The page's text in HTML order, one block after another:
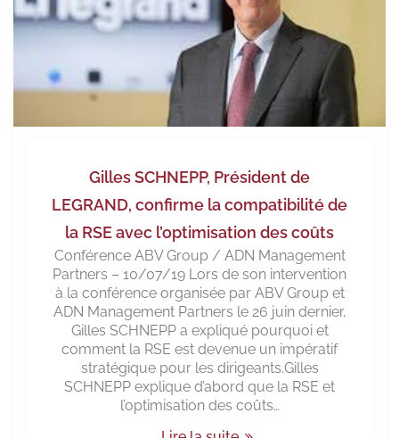
Gilles SCHNEPP, Président de
LEGRAND, confirme la compatibilité de
la RSE avec l’optimisation des coûts
Conférence ABV Group / ADN Management
Partners – 10/07/19 Lors de son intervention
à la conférence organisée par ABV Group et
ADN Management Partners le 26 juin dernier,
Gilles SCHNEPP a expliqué pourquoi et
comment la RSE est devenue un impératif
stratégique pour les dirigeants.Gilles
SCHNEPP explique d’abord que la RSE et
l’optimisation des coûts…